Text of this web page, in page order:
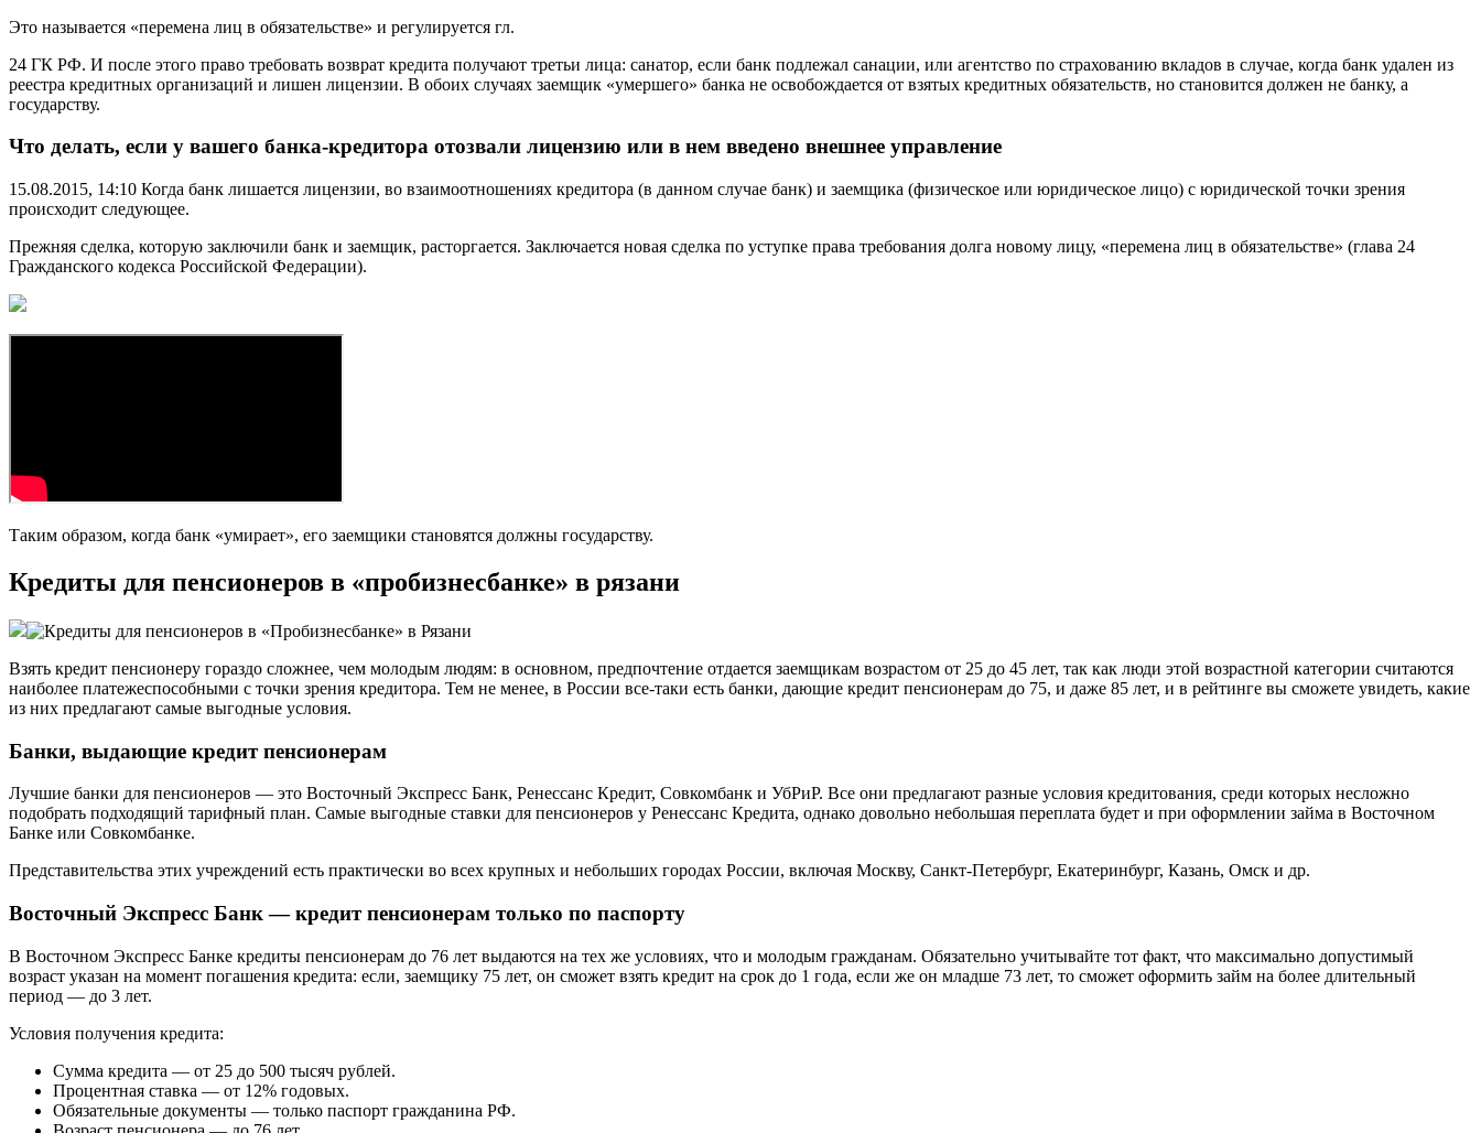
Это называется «перемена лиц в обязательстве» и регулируется гл.
24 ГК РФ. И после этого право требовать возврат кредита получают третьи лица: санатор, если банк подлежал санации, или агентство по страхованию вкладов в случае, когда банк удален из
реестра кредитных организаций и лишен лицензии. В обоих случаях заемщик «умершего» банка не освобождается от взятых кредитных обязательств, но становится должен не банку, а
государству.
Что делать, если у вашего банка-кредитора отозвали лицензию или в нем введено внешнее управление
15.08.2015, 14:10 Когда банк лишается лицензии, во взаимоотношениях кредитора (в данном случае банк) и заемщика (физическое или юридическое лицо) с юридической точки зрения
происходит следующее.
Прежняя сделка, которую заключили банк и заемщик, расторгается. Заключается новая сделка по уступке права требования долга новому лицу, «перемена лиц в обязательстве» (глава 24
Гражданского кодекса Российской Федерации).
Таким образом, когда банк «умирает», его заемщики становятся должны государству.
Кредиты для пенсионеров в «пробизнесбанке» в рязани
Взять кредит пенсионеру гораздо сложнее, чем молодым людям: в основном, предпочтение отдается заемщикам возрастом от 25 до 45 лет, так как люди этой возрастной категории считаются
наиболее платежеспособными с точки зрения кредитора. Тем не менее, в России все-таки есть банки, дающие кредит пенсионерам до 75, и даже 85 лет, и в рейтинге вы сможете увидеть, какие
из них предлагают самые выгодные условия.
Банки, выдающие кредит пенсионерам
Лучшие банки для пенсионеров — это Восточный Экспресс Банк, Ренессанс Кредит, Совкомбанк и УбРиР. Все они предлагают разные условия кредитования, среди которых несложно
подобрать подходящий тарифный план. Самые выгодные ставки для пенсионеров у Ренессанс Кредита, однако довольно небольшая переплата будет и при оформлении займа в Восточном
Банке или Совкомбанке.
Представительства этих учреждений есть практически во всех крупных и небольших городах России, включая Москву, Санкт-Петербург, Екатеринбург, Казань, Омск и др.
Восточный Экспресс Банк — кредит пенсионерам только по паспорту
В Восточном Экспресс Банке кредиты пенсионерам до 76 лет выдаются на тех же условиях, что и молодым гражданам. Обязательно учитывайте тот факт, что максимально допустимый
возраст указан на момент погашения кредита: если, заемщику 75 лет, он сможет взять кредит на срок до 1 года, если же он младше 73 лет, то сможет оформить займ на более длительный
период — до 3 лет.
Условия получения кредита:
Сумма кредита — от 25 до 500 тысяч рублей.
Процентная ставка — от 12% годовых.
Обязательные документы — только паспорт гражданина РФ.